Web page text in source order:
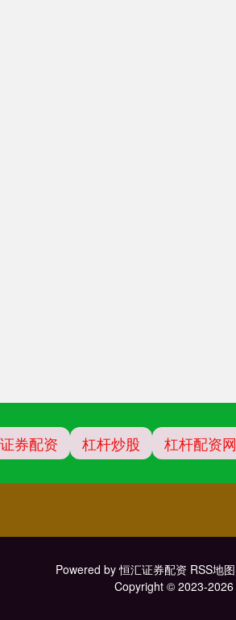
券配资 杠杆炒股 杠杆配资网
Powered by恒汇证券配资 RSS地图
Copyright © 2023-2026